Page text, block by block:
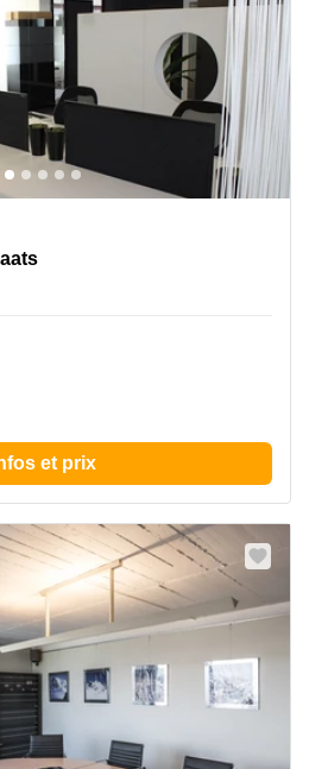
12, Anvers
et prix